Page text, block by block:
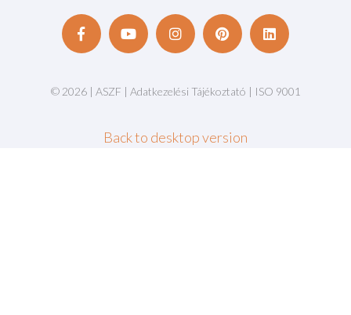
© 2026 | ASZF | Adatkezelési Tájékoztató | ISO 9001
Back to desktop version